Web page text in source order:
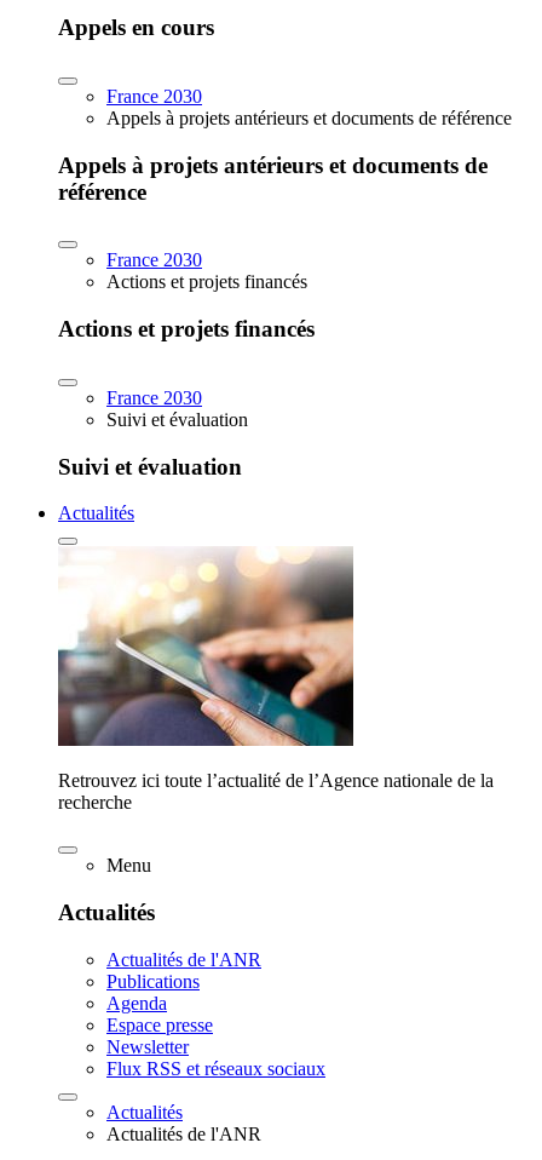
Appels en cours
France 2030
Appels à projets antérieurs et documents de référence
Appels à projets antérieurs et documents de
référence
France 2030
Actions et projets financés
Actions et projets financés
France 2030
Suivi et évaluation
Suivi et évaluation
Actualités
Retrouvez ici toute l’actualité de l’Agence nationale de la
recherche
Menu
Actualités
Actualités de l'ANR
Publications
Agenda
Espace presse
Newsletter
Flux RSS et réseaux sociaux
Actualités
Actualités de l'ANR